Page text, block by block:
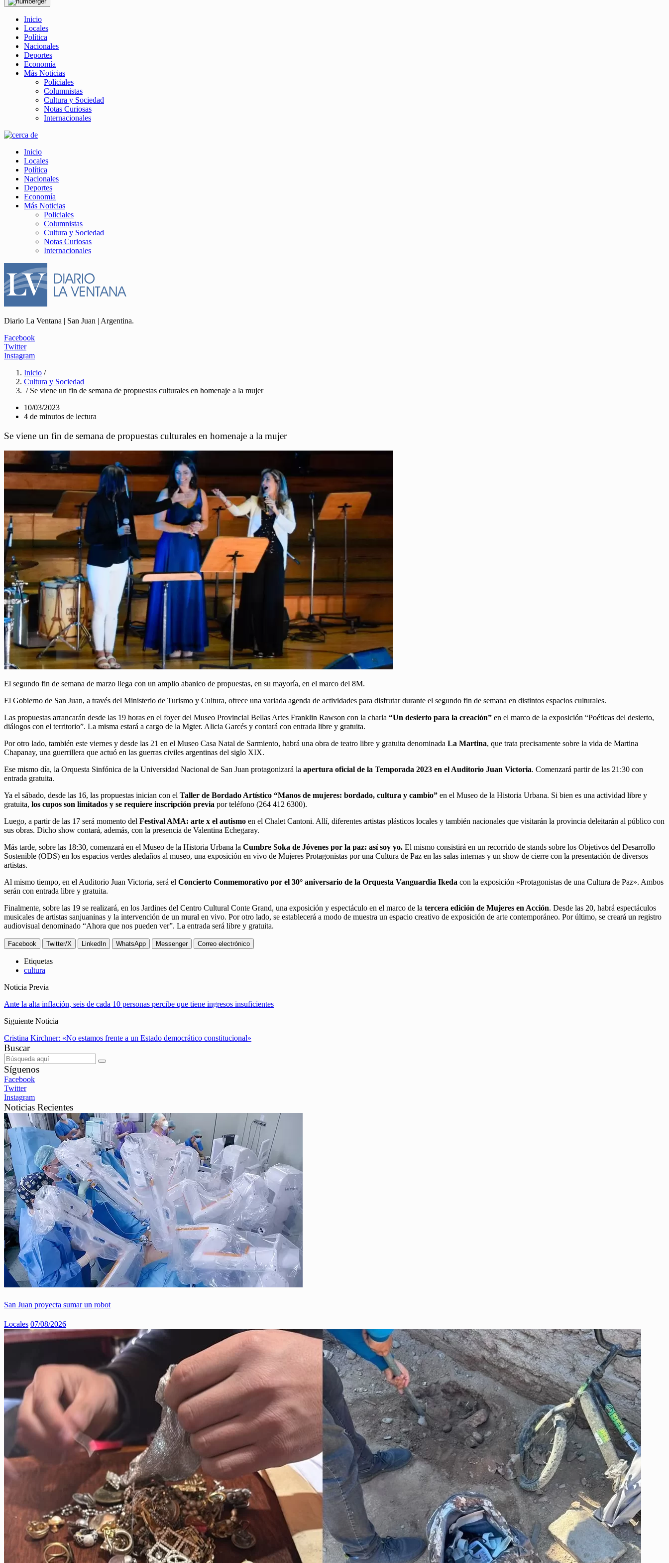
Inicio
Locales
Política
Nacionales
Deportes
Economía
Más Noticias
Policiales
Columnistas
Cultura y Sociedad
Notas Curiosas
Internacionales
Inicio
Locales
Política
Nacionales
Deportes
Economía
Más Noticias
Policiales
Columnistas
Cultura y Sociedad
Notas Curiosas
Internacionales
Diario La Ventana | San Juan | Argentina.
Facebook
Twitter
Instagram
Inicio /
Cultura y Sociedad
/ Se viene un fin de semana de propuestas culturales en homenaje a la mujer
10/03/2023
4 de minutos de lectura
Se viene un fin de semana de propuestas culturales en homenaje a la mujer
El segundo fin de semana de marzo llega con un amplio abanico de propuestas, en su mayoría, en el marco del 8M.
El Gobierno de San Juan, a través del Ministerio de Turismo y Cultura, ofrece una variada agenda de actividades para disfrutar durante el segundo fin de semana en distintos espacios culturales.
Las propuestas arrancarán desde las 19 horas en el foyer del Museo Provincial Bellas Artes Franklin Rawson con la charla “Un desierto para la creación” en el marco de la exposición “Poéticas del desierto,
diálogos con el territorio”. La misma estará a cargo de la Mgter. Alicia Garcés y contará con entrada libre y gratuita.
Por otro lado, también este viernes y desde las 21 en el Museo Casa Natal de Sarmiento, habrá una obra de teatro libre y gratuita denominada La Martina, que trata precisamente sobre la vida de Martina
Chapanay, una guerrillera que actuó en las guerras civiles argentinas del siglo XIX.
Ese mismo día, la Orquesta Sinfónica de la Universidad Nacional de San Juan protagonizará la apertura oficial de la Temporada 2023 en el Auditorio Juan Victoria. Comenzará partir de las 21:30 con
entrada gratuita.
Ya el sábado, desde las 16, las propuestas inician con el Taller de Bordado Artístico “Manos de mujeres: bordado, cultura y cambio” en el Museo de la Historia Urbana. Si bien es una actividad libre y
gratuita, los cupos son limitados y se requiere inscripción previa por teléfono (264 412 6300).
Luego, a partir de las 17 será momento del Festival AMA: arte x el autismo en el Chalet Cantoni. Allí, diferentes artistas plásticos locales y también nacionales que visitarán la provincia deleitarán al público con
sus obras. Dicho show contará, además, con la presencia de Valentina Echegaray.
Más tarde, sobre las 18:30, comenzará en el Museo de la Historia Urbana la Cumbre Soka de Jóvenes por la paz: así soy yo. El mismo consistirá en un recorrido de stands sobre los Objetivos del Desarrollo
Sostenible (ODS) en los espacios verdes aledaños al museo, una exposición en vivo de Mujeres Protagonistas por una Cultura de Paz en las salas internas y un show de cierre con la presentación de diversos
artistas.
Al mismo tiempo, en el Auditorio Juan Victoria, será el Concierto Conmemorativo por el 30° aniversario de la Orquesta Vanguardia Ikeda con la exposición «Protagonistas de una Cultura de Paz». Ambos
serán con entrada libre y gratuita.
Finalmente, sobre las 19 se realizará, en los Jardines del Centro Cultural Conte Grand, una exposición y espectáculo en el marco de la tercera edición de Mujeres en Acción. Desde las 20, habrá espectáculos
musicales de artistas sanjuaninas y la intervención de un mural en vivo. Por otro lado, se establecerá a modo de muestra un espacio creativo de exposición de arte contemporáneo. Por último, se creará un registro
audiovisual denominado “Ahora que nos pueden ver”. La entrada será libre y gratuita.
Facebook Twitter/X LinkedIn WhatsApp Messenger Correo electrónico
Etiquetas
cultura
Noticia Previa
Ante la alta inflación, seis de cada 10 personas percibe que tiene ingresos insuficientes
Siguiente Noticia
Cristina Kirchner: «No estamos frente a un Estado democrático constitucional»
Buscar
Síguenos
Facebook
Twitter
Instagram
Noticias Recientes
San Juan proyecta sumar un robot
Locales 07/08/2026